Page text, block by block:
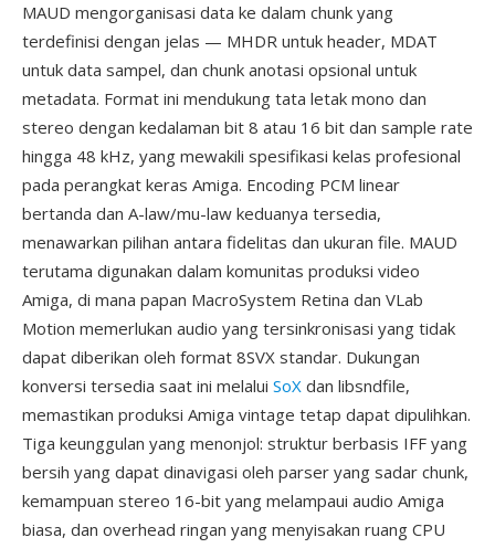
MAUD mengorganisasi data ke dalam chunk yang
terdefinisi dengan jelas — MHDR untuk header, MDAT
untuk data sampel, dan chunk anotasi opsional untuk
metadata. Format ini mendukung tata letak mono dan
stereo dengan kedalaman bit 8 atau 16 bit dan sample rate
hingga 48 kHz, yang mewakili spesifikasi kelas profesional
pada perangkat keras Amiga. Encoding PCM linear
bertanda dan A-law/mu-law keduanya tersedia,
menawarkan pilihan antara fidelitas dan ukuran file. MAUD
terutama digunakan dalam komunitas produksi video
Amiga, di mana papan MacroSystem Retina dan VLab
Motion memerlukan audio yang tersinkronisasi yang tidak
dapat diberikan oleh format 8SVX standar. Dukungan
konversi tersedia saat ini melalui SoX dan libsndfile,
memastikan produksi Amiga vintage tetap dapat dipulihkan.
Tiga keunggulan yang menonjol: struktur berbasis IFF yang
bersih yang dapat dinavigasi oleh parser yang sadar chunk,
kemampuan stereo 16-bit yang melampaui audio Amiga
biasa, dan overhead ringan yang menyisakan ruang CPU